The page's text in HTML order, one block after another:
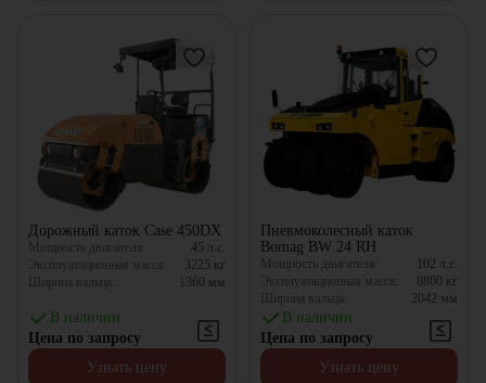
Дорожный каток Case 450DX
Мощность двигателя: 45 л.с.
Эксплуатационная масса:
3225 кг
Ширина вальца:
1360 мм
В наличии
Цена по запросу
Узнать цену
Пневмоколесный каток
Bomag BW 24 RH
Мощность двигателя: 102 л.с.
Эксплуатационная масса:
8800 кг
Ширина вальца:
2042 мм
В наличии
Цена по запросу
Узнать цену